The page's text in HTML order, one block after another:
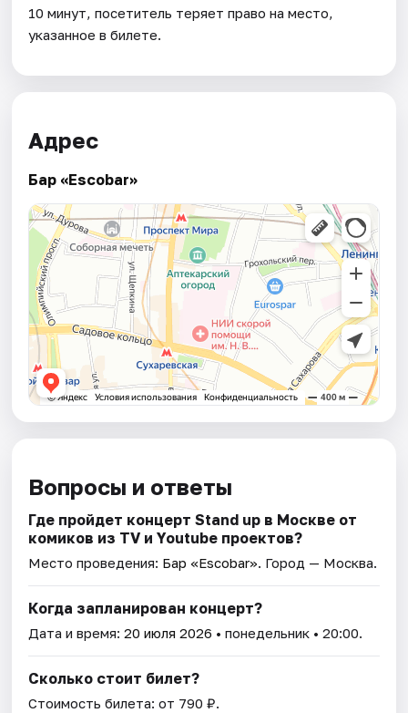
10 минут, посетитель теряет право на место,
указанное в билете.
Адрес
Бар «Escobar»
Вопросы и ответы
Где пройдет концерт Stand up в Москве от
комиков из TV и Youtube проектов?
Место проведения: Бар «Escobar». Город — Москва.
Когда запланирован концерт?
Дата и время:20 июля 2026 • понедельник • 20:00.
Сколько стоит билет?
Стоимость билета: от 790 ₽.